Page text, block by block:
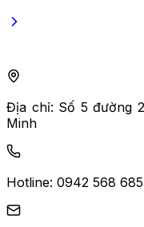
Địa chỉ: Số 5 đường
Minh
Hotline: 0942 568 685